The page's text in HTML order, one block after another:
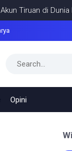
di Dunia
Opini